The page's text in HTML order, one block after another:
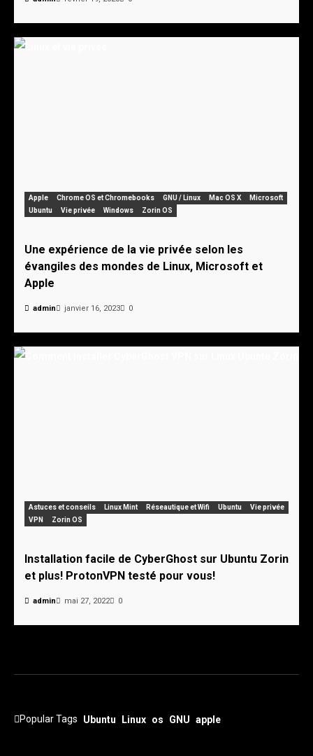
Apple Chrome OS et Chromebooks GNU / Linux Mac OS X
Microsoft
Ubuntu
Vie privée Windows Zorin OS
Une expérience de la vie privée selon les
évangiles des mondes de Linux, Microsoft et
Apple
admin janvier 16, 2023 0
Astuces et conseils Linux Mint Réseautique et Wifi Ubuntu
Vie privée
VPN
Zorin OS
Installation facile de CyberGhost sur Ubuntu Zorin
et plus! ProtonVPN testé pour vous!
admin mai 27, 2022 0
Popular Tags Ubuntu Linux os GNU apple